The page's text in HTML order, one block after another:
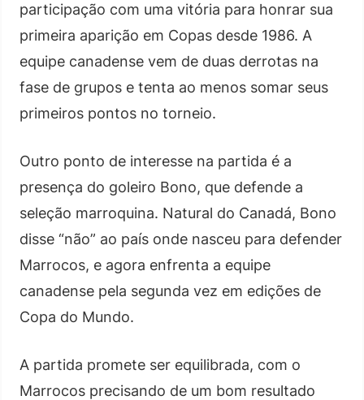
participação com uma vitória para honrar sua
primeira aparição em Copas desde 1986. A
equipe canadense vem de duas derrotas na
fase de grupos e tenta ao menos somar seus
primeiros pontos no torneio.
Outro ponto de interesse na partida é a
presença do goleiro Bono, que defende a
seleção marroquina. Natural do Canadá, Bono
disse “não” ao país onde nasceu para defender
Marrocos, e agora enfrenta a equipe
canadense pela segunda vez em edições de
Copa do Mundo.
A partida promete ser equilibrada, com o
Marrocos precisando de um bom resultado